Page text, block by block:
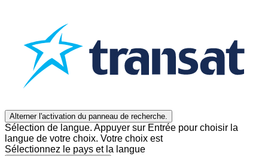
Alterner l'activation du panneau de recherche.
Sélection de langue. Appuyer sur Entrée pour choisir la
langue de votre choix. Votre choix est
Sélectionnez le pays et la langue